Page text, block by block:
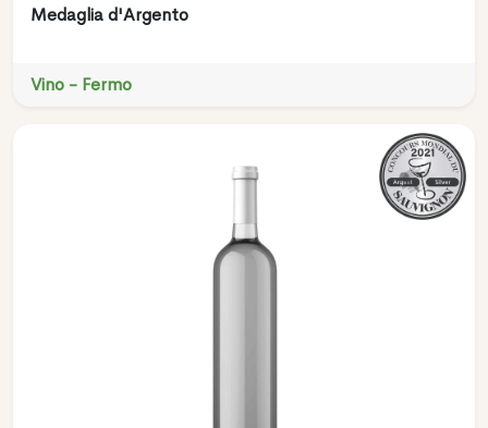
Medaglia d'Argento
Vino - Fermo